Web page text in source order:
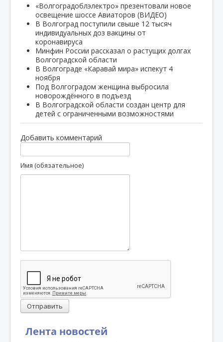
Лента новостей
«Волгоградоблэлектро» презентовали новое
освещение шоссе Авиаторов (ВИДЕО)
В Волгоград поступили свыше 12 тысяч
индивидуальных доз вакцины от
коронавируса
Минфин России рассказал о растущих долгах
Волгоградской области
В Волгограде «Каравай мира» испекут 4
ноября
Под Волгоградом женщина выбросила
новорождённого в подъезд
В Волгоградской области создан центр для
детей с ограниченными возможностями
Добавить комментарий
Имя (обязательное)
Отправить